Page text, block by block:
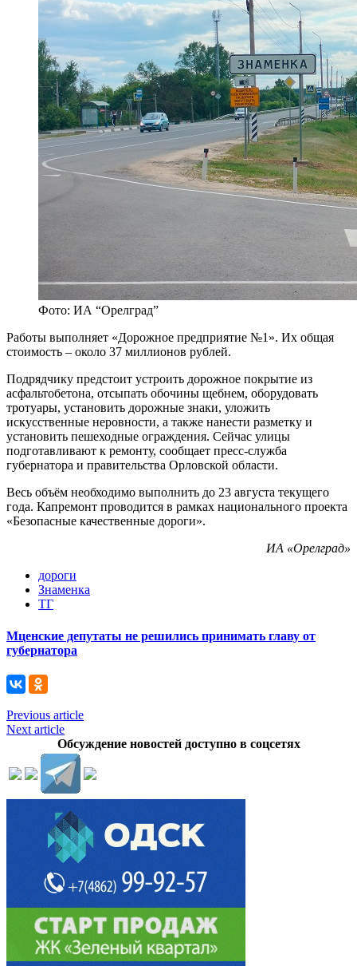
Фото: ИА “Орелград”
Работы выполняет «Дорожное предприятие №1». Их общая
стоимость – около 37 миллионов рублей.
Подрядчику предстоит устроить дорожное покрытие из
асфальтобетона, отсыпать обочины щебнем, оборудовать
тротуары, установить дорожные знаки, уложить
искусственные неровности, а также нанести разметку и
установить пешеходные ограждения. Сейчас улицы
подготавливают к ремонту, сообщает пресс-служба
губернатора и правительства Орловской области.
Весь объём необходимо выполнить до 23 августа текущего
года. Капремонт проводится в рамках национального проекта
«Безопасные качественные дороги».
ИА «Орелград»
дороги
Знаменка
ТГ
Мценские депутаты не решились принимать главу от
губернатора
Previous article
Next article
Обсуждение новостей доступно в соцсетях